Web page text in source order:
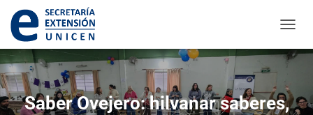
Saber Ovejero: hilvanar saberes,